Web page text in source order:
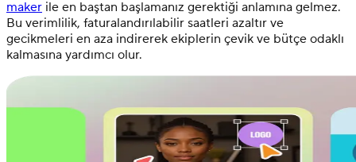
maker ile en baştan başlamanız gerektiği anlamına gelmez.
Bu verimlilik, faturalandırılabilir saatleri azaltır ve
gecikmeleri en aza indirerek ekiplerin çevik ve bütçe odaklı
kalmasına yardımcı olur.